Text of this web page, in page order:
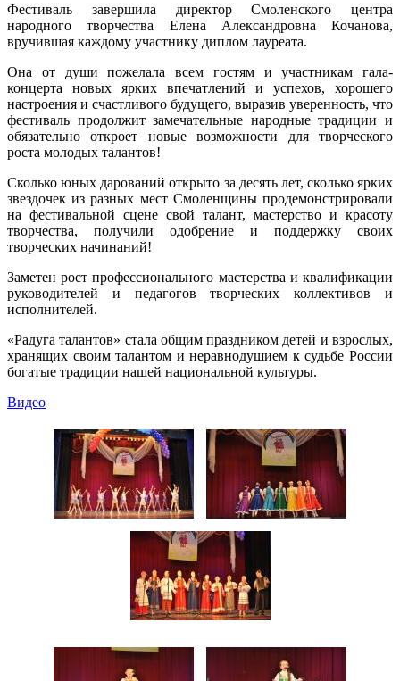
Фестиваль завершила директор Смоленского центра
народного творчества Елена Александровна Кочанова,
вручившая каждому участнику диплом лауреата.
Она от души пожелала всем гостям и участникам гала-
концерта новых ярких впечатлений и успехов, хорошего
настроения и счастливого будущего, выразив уверенность, что
фестиваль продолжит замечательные народные традиции и
обязательно откроет новые возможности для творческого
роста молодых талантов!
Сколько юных дарований открыто за десять лет, сколько ярких
звездочек из разных мест Смоленщины продемонстрировали
на фестивальной сцене свой талант, мастерство и красоту
творчества, получили одобрение и поддержку своих
творческих начинаний!
Заметен рост профессионального мастерства и квалификации
руководителей и педагогов творческих коллективов и
исполнителей.
«Радуга талантов» стала общим праздником детей и взрослых,
хранящих своим талантом и неравнодушием к судьбе России
богатые традиции нашей национальной культуры.
Видео